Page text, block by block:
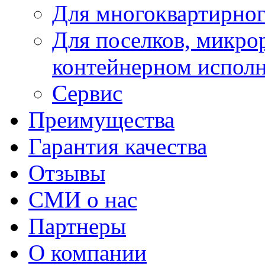
Для
Для поселков,
контейнерном
Сервис
Преимущества
Гарантия качества
Отзывы
СМИ о нас
Партнеры
О компании